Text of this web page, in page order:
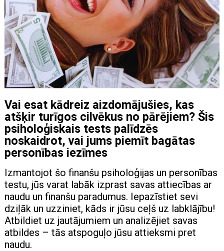
Vai esat kādreiz aizdomājušies, kas
atšķir turīgos cilvēkus no pārējiem? Šis
psiholoģiskais tests palīdzēs
noskaidrot, vai jums piemīt bagātas
personības iezīmes
Izmantojot šo finanšu psiholoģijas un personības
testu, jūs varat labāk izprast savas attiecības ar
naudu un finanšu paradumus. Iepazīstiet sevi
dziļāk un uzziniet, kāds ir jūsu ceļš uz labklājību!
Atbildiet uz jautājumiem un analizējiet savas
atbildes – tās atspoguļo jūsu attieksmi pret
naudu.